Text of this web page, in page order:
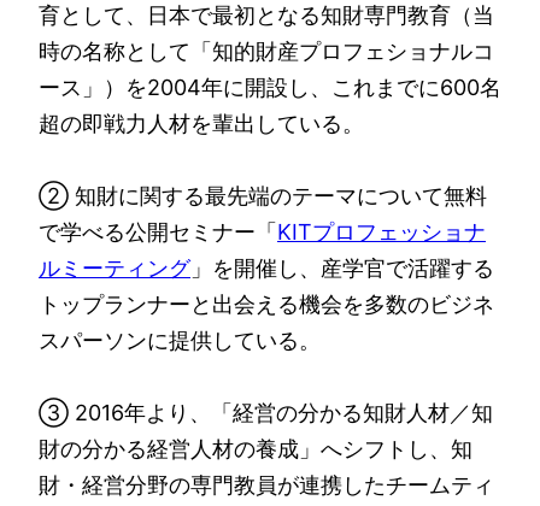
育として、日本で最初となる知財専門教育（当
時の名称として「知的財産プロフェショナルコ
ース」）を2004年に開設し、これまでに600名
超の即戦力人材を輩出している。
② 知財に関する最先端のテーマについて無料
で学べる公開セミナー「KITプロフェッショナ
ルミーティング」を開催し、産学官で活躍する
トップランナーと出会える機会を多数のビジネ
スパーソンに提供している。
③ 2016年より、「経営の分かる知財人材／知
財の分かる経営人材の養成」へシフトし、知
財・経営分野の専門教員が連携したチームティ